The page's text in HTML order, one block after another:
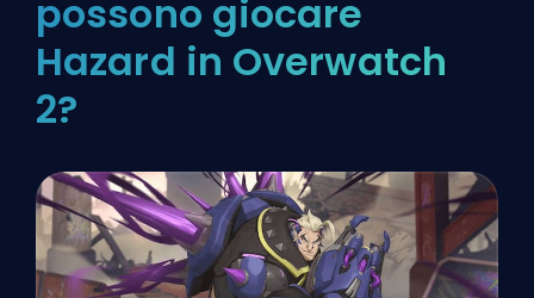
possono giocare
Hazard in Overwatch
2?